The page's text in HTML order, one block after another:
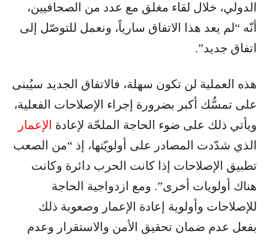
الدولي، خلال لقاء مغلق مع عدد من الصحافيين،
أنّه “لم يعد هذا الاتفاق سارياً، ونعمل للتوصّل إلى
اتفاق جديد”.
هذه العملية لن تكون سهلة، فالاتفاق الجديد سيُبنى
على تمسُّك أكبر بضرورة إجراء الإصلاحات الفعلية،
ويأتي ذلك على ضوء الحاجة الملحّة لإعادة الإعمار
الذي شدّدت المصادر على أولويّتها، إذ “من الصعب
تطبيق الإصلاحات إذا كانت الحرب دائرة وكانت
هناك أولويات أخرى”. ومع ازدواجية الحاجة
للإصلاحات وأولوية إعادة الإعمار وصعوبة ذلك
بفعل عدم ضمان تحقيق الأمن والاستقرار وعدم